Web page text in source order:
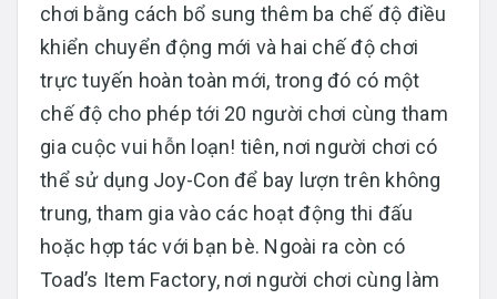
chơi bằng cách bổ sung thêm ba chế độ điều
khiển chuyển động mới và hai chế độ chơi
trực tuyến hoàn toàn mới, trong đó có một
chế độ cho phép tới 20 người chơi cùng tham
gia cuộc vui hỗn loạn! tiên, nơi người chơi có
thể sử dụng Joy-Con để bay lượn trên không
trung, tham gia vào các hoạt động thi đấu
hoặc hợp tác với bạn bè. Ngoài ra còn có
Toad’s Item Factory, nơi người chơi cùng làm